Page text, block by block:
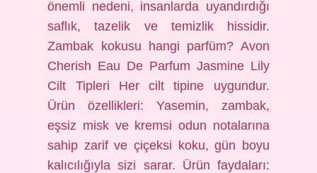
önemli nedeni, insanlarda uyandırdığı
saflık, tazelik ve temizlik hissidir.
Zambak kokusu hangi parfüm? Avon
Cherish Eau De Parfum Jasmine Lily
Cilt Tipleri Her cilt tipine uygundur.
Ürün özellikleri: Yasemin, zambak,
eşsiz misk ve kremsi odun notalarına
sahip zarif ve çiçeksi koku, gün boyu
kalıcılığıyla sizi sarar. Ürün faydaları: